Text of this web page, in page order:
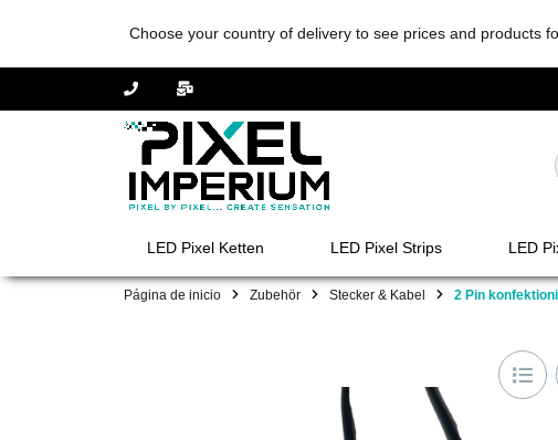
Choose your country of delivery to see prices and products
LED Pixel Ketten LED Pixel Strips LED
Página de inicio Zubehör Stecker & Kabel 2 Pin